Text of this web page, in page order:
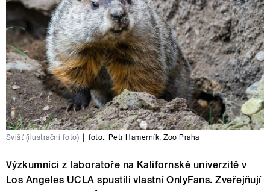
Svišť (ilustrační foto) foto: Petr Hamerník ,Zoo Praha
Výzkumníci z laboratoře na Kalifornské univerzitě v
Los Angeles UCLA spustili vlastní OnlyFans. Zveřejňují